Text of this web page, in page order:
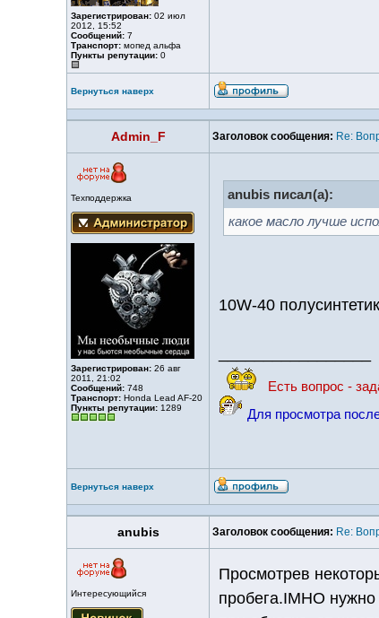
Зарегистрирован: 02 июл
2012, 15:52
Сообщений: 7
Транспорт: мопед альфа
Пункты репутации: 0
Вернуться наверх
Admin_F Заголовок сообщения: Re:
Техподдержка
Зарегистрирован: 26 авг
2011, 21:02
Сообщений: 748
Транспорт: Honda Lead AF-20
Пункты репутации: 1289
anubis писал(а):
какое масло лучше
10W-40
Есть вопрос -
Для просмотра
Вернуться наверх
anubis Заголовок сообщения: Re:
Интересующийся
Просмотрев
пробега.IMHO